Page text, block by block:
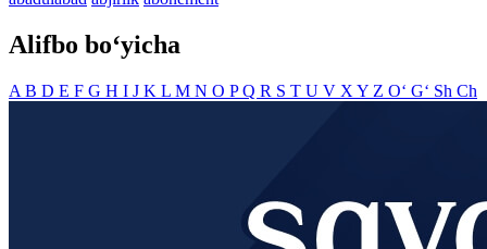
Alifbo bo‘yicha
A B D E F G H I J K L M N O PQ R S T U V X Y Z O‘ G‘ Sh Ch